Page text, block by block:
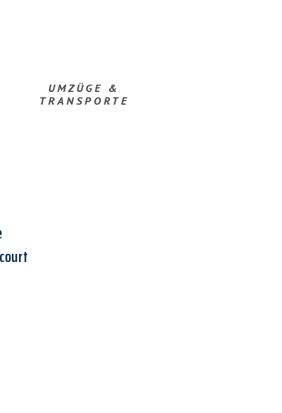
UMZÜGE &
TRANSPORTE